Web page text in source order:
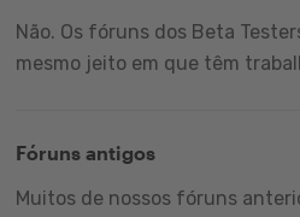
Não. Os fóruns dos Beta
mesmo jeito em que têm
Fóruns antigos
Muitos de nossos fóruns